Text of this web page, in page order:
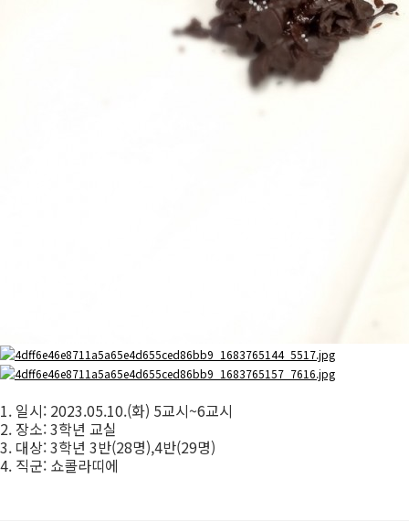
1. 일시: 2023.05.10.(화) 5교시~6교시
2. 장소: 3학년 교실
3. 대상: 3학년 3반(28명),4반(29명)
4. 직군: 쇼콜라띠에